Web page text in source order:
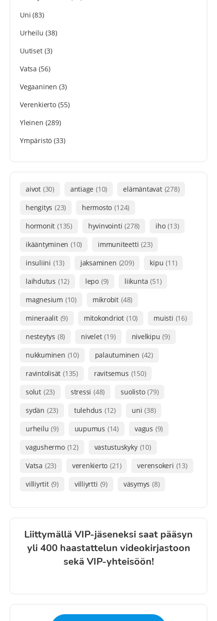
Uni (83)
Urheilu (38)
Uutiset(3)
Vatsa (56)
Vegaaninen (3)
Verenkierto(55)
Yleinen (289)
Ympäristö (33)
aivot (30) antiage (10) elämäntavat (278)
hengitys (23) hermosto (124)
hormonit (135) hyvinvointi (278) iho (13)
ikääntyminen (10) immuniteetti (23)
insuliini (13) jaksaminen (209) kipu (11)
laihdutus (12) lepo (9) liikunta (51)
magnesium (10) mikrobit (48)
mineraalit (9) mitokondriot (10) muisti (16)
nesteytys (8) nivelet (19) nivelkipu (9)
nukkuminen (10) palautuminen (42)
ravintolisät (135) ravitsemus (150)
solut (23) stressi (48) suolisto (79)
sydän (23) tulehdus (12) uni (38)
urheilu (9) uupumus (14) vagus (9)
vagushermo (12) vastustuskyky (10)
Vatsa (23) verenkierto (21) verensokeri (13)
villiyrtit (9) villiyrtti (9) väsymys (8)
Liittymällä VIP-jäseneksi saat pääsyn
yli 400 haastattelun videokirjastoon
sekä VIP-yhteisöön!